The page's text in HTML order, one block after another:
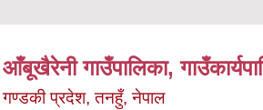
आँबूखैरेनी गाउँपालिका,
गण्डकी प्रदेश, तनहुँ, नेपाल